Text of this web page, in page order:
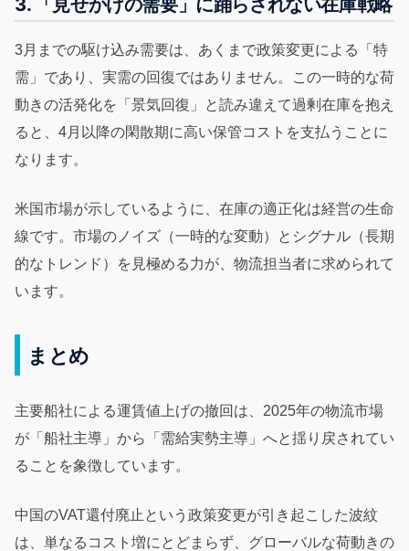
3月までの駆け込み需要は、あくまで政策変更による「特
需」であり、実需の回復ではありません。この一時的な荷
動きの活発化を「景気回復」と読み違えて過剰在庫を抱え
ると、4月以降の閑散期に高い保管コストを支払うことに
なります。
米国市場が示しているように、在庫の適正化は経営の生命
線です。市場のノイズ（一時的な変動）とシグナル（長期
的なトレンド）を見極める力が、物流担当者に求められて
います。
まとめ
主要船社による運賃値上げの撤回は、2025年の物流市場
が「船社主導」から「需給実勢主導」へと揺り戻されてい
ることを象徴しています。
中国のVAT還付廃止という政策変更が引き起こした波紋
は、単なるコスト増にとどまらず、グローバルな荷動きの